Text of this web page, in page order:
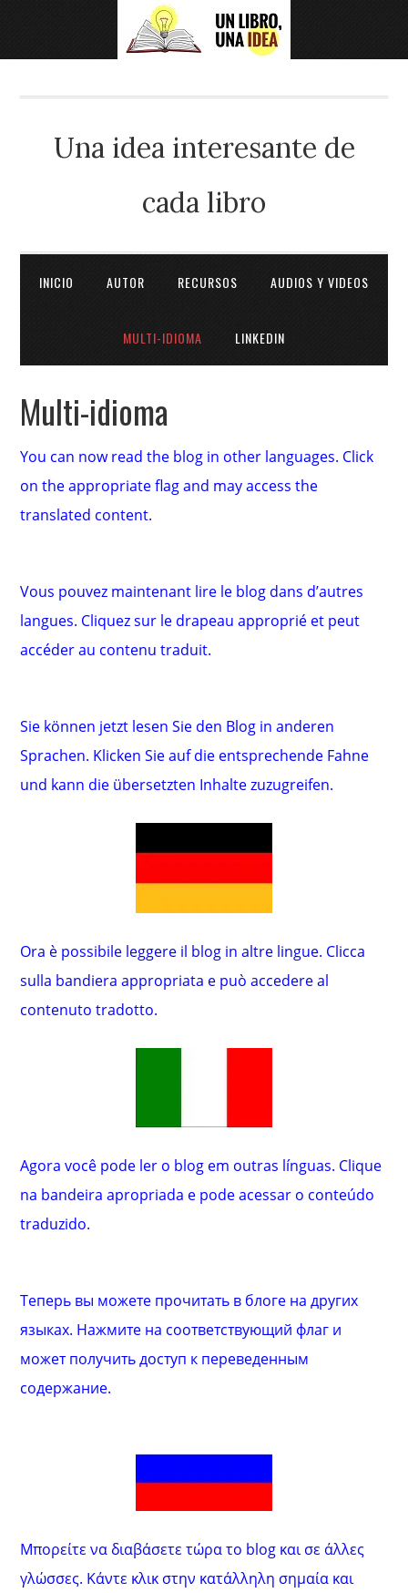
Una idea interesante de
cada libro
INICIO AUTOR RECURSOS AUDIOS Y VIDEOS
MULTI-IDIOMA LINKEDIN
Multi-idioma
You can now read the blog in other languages. Click
on the appropriate flag and may access the
translated content.
Vous pouvez maintenant lire le blog dans d’autres
langues. Cliquez sur le drapeau approprié et peut
accéder au contenu traduit.
Sie können jetzt lesen Sie den Blog in anderen
Sprachen. Klicken Sie auf die entsprechende Fahne
und kann die übersetzten Inhalte zuzugreifen.
Ora è possibile leggere il blog in altre lingue. Clicca
sulla bandiera appropriata e può accedere al
contenuto tradotto.
Agora você pode ler o blog em outras línguas. Clique
na bandeira apropriada e pode acessar o conteúdo
traduzido.
Теперь вы можете прочитать в блоге на других
языках. Нажмите на соответствующий флаг и
может получить доступ к переведенным
содержание.
Μπορείτε να διαβάσετε τώρα το blog και σε άλλες
γλώσσες. Κάντε κλικ στην κατάλληλη σημαία και